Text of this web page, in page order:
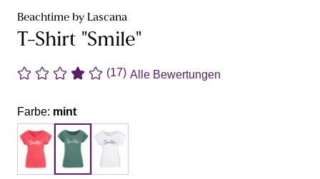
Beachtime by Lascana
T-Shirt "Smile"
(17) Alle Bewertungen
Farbe: mint